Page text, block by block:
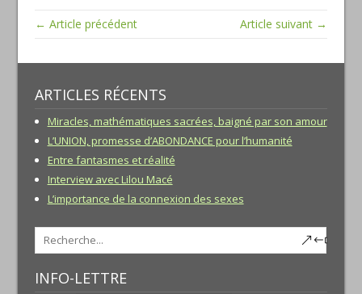
← Article précédent Article suivant →
ARTICLES RÉCENTS
Miracles, mathématiques sacrées, baigné par son amour
L’UNION, promesse d’ABONDANCE pour l’humanité
Entre fantasmes et réalité
Interview avec Lilou Macé
L’importance de la connexion des sexes
INFO-LETTRE